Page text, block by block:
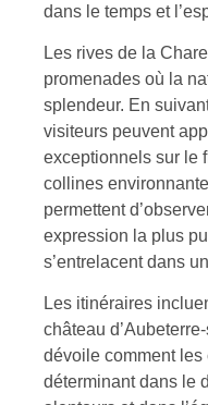
dans le temps et
Les rives de la
promenades où la
splendeur. En
visiteurs peuvent
exceptionnels sur le
collines
permettent
expression la plus
s’entrelacent dans
Les itinéraires
château
dévoile comment
déterminant dans le